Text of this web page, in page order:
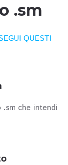
.sm
QUESTI
.sm che intendi